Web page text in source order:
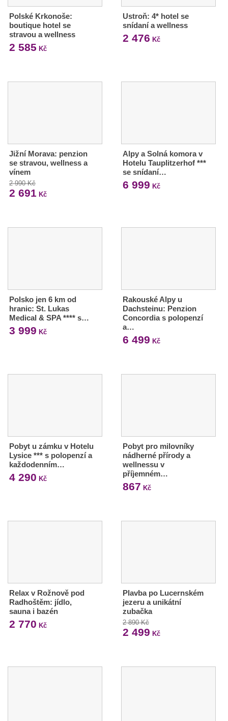
Polské Krkonoše:
boutique hotel se
stravou a wellness
2 585 Kč
Ustroň: 4* hotel se
snídaní a wellness
2 476 Kč
Jižní Morava: penzion
se stravou, wellness a
vínem
2 990 Kč
2 691 Kč
Alpy a Solná komora v
Hotelu Tauplitzerhof ***
se snídaní…
6 999 Kč
Polsko jen 6 km od
hranic: St. Lukas
Medical & SPA **** s…
3 999 Kč
Rakouské Alpy u
Dachsteinu: Penzion
Concordia s polopenzí
a…
6 499 Kč
Pobyt u zámku v Hotelu
Lysice *** s polopenzí a
každodenním…
4 290 Kč
Pobyt pro milovníky
nádherné přírody a
wellnessu v
příjemném…
867 Kč
Relax v Rožnově pod
Radhoštěm: jídlo,
sauna i bazén
2 770 Kč
Plavba po Lucernském
jezeru a unikátní
zubačka
2 890 Kč
2 499 Kč